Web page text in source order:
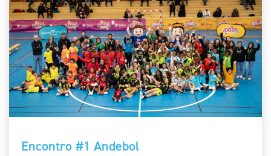
Encontro #1 Andebol